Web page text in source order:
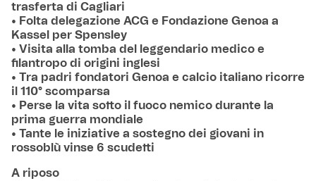
trasferta di Cagliari
• Folta delegazione ACG e Fondazione Genoa a
Kassel per Spensley
• Visita alla tomba del leggendario medico e
filantropo di origini inglesi
• Tra padri fondatori Genoa e calcio italiano ricorre
il 110° scomparsa
• Perse la vita sotto il fuoco nemico durante la
prima guerra mondiale
• Tante le iniziative a sostegno dei giovani in
rossoblù vinse 6 scudetti
A riposo